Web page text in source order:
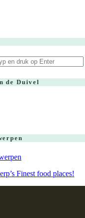
de Duivel
Finest food places!